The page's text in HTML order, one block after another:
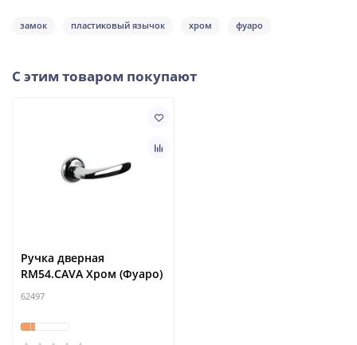
замок пластиковый язычок хром фуаро
С этим товаром покупают
Ручка дверная
RM54.CAVA Хром (Фуаро)
62497